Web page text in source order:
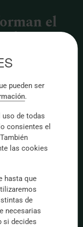
el
el
pueden ser
.
de todas
consientes el
las cookies
hasta que
de
necesarias
si decides